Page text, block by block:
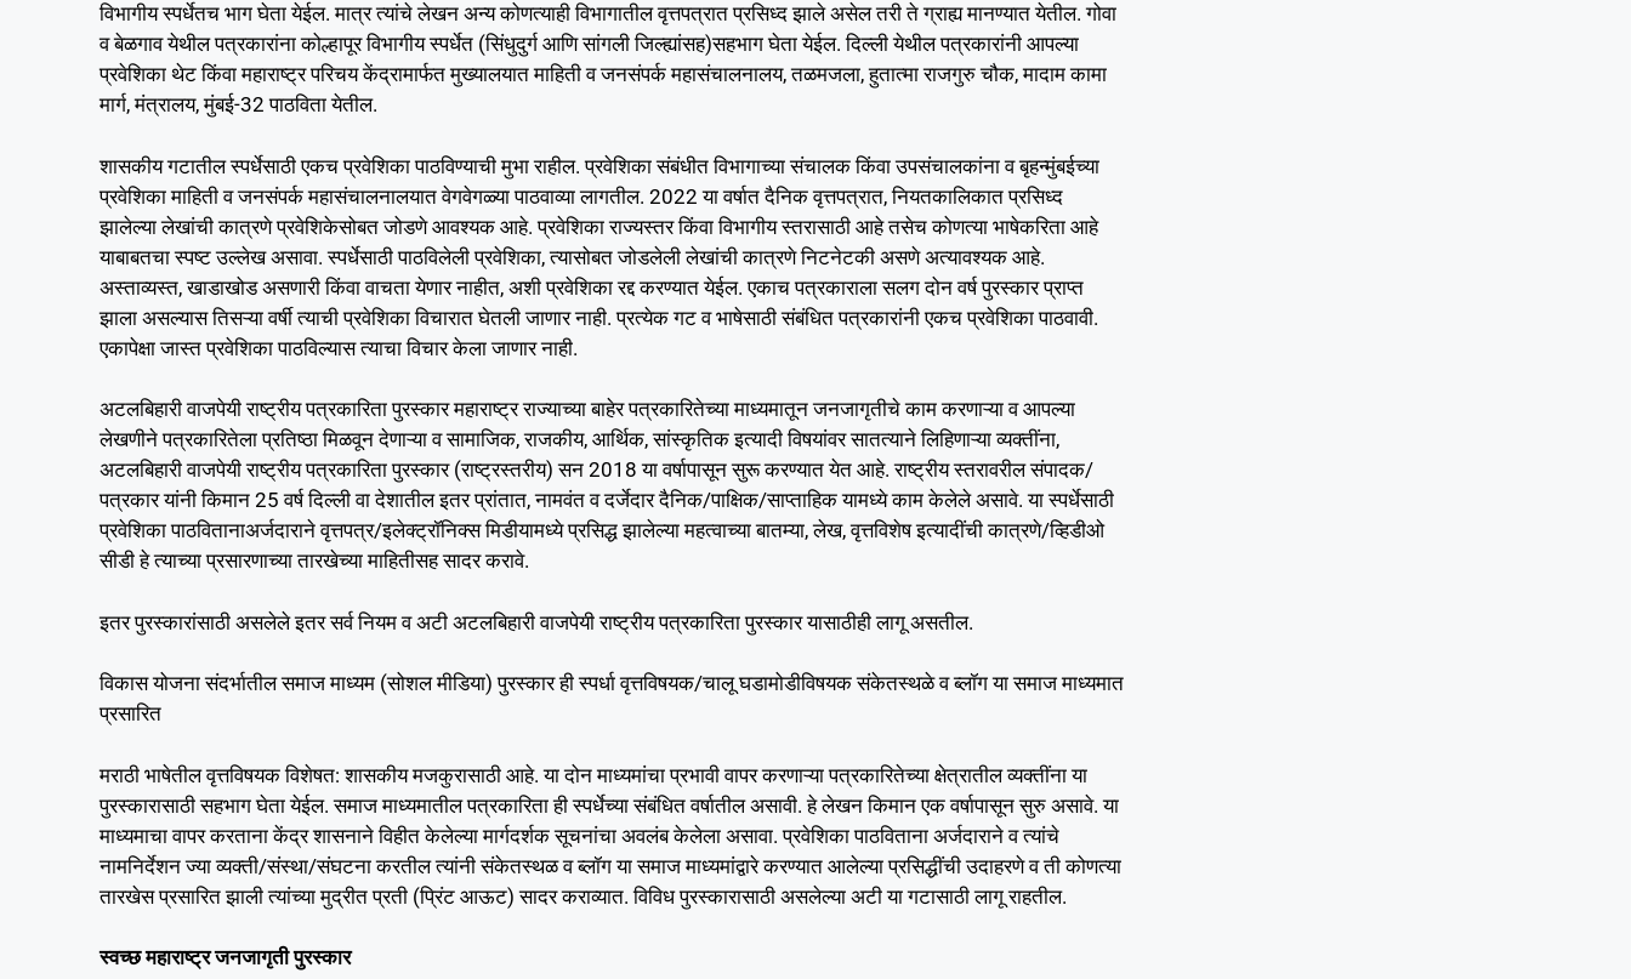
विभागीय स्पर्धेतच भाग घेता येईल. मात्र त्यांचे लेखन अन्य कोणत्याही विभागातील वृत्तपत्रात प्रसिध्द झाले असेल तरी ते ग्राह्य मानण्यात येतील. गोवा
व बेळगाव येथील पत्रकारांना कोल्हापूर विभागीय स्पर्धेत (सिंधुदुर्ग आणि सांगली जिल्ह्यांसह)सहभाग घेता येईल. दिल्ली येथील पत्रकारांनी आपल्या
प्रवेशिका थेट किंवा महाराष्ट्र परिचय केंद्रामार्फत मुख्यालयात माहिती व जनसंपर्क महासंचालनालय, तळमजला, हुतात्मा राजगुरु चौक, मादाम कामा
मार्ग, मंत्रालय, मुंबई-32 पाठविता येतील.
शासकीय गटातील स्पर्धेसाठी एकच प्रवेशिका पाठविण्याची मुभा राहील. प्रवेशिका संबंधीत विभागाच्या संचालक किंवा उपसंचालकांना व बृहन्मुंबईच्या
प्रवेशिका माहिती व जनसंपर्क महासंचालनालयात वेगवेगळ्या पाठवाव्या लागतील. 2022 या वर्षात दैनिक वृत्तपत्रात, नियतकालिकात प्रसिध्द
झालेल्या लेखांची कात्रणे प्रवेशिकेसोबत जोडणे आवश्यक आहे. प्रवेशिका राज्यस्तर किंवा विभागीय स्तरासाठी आहे तसेच कोणत्या भाषेकरिता आहे
याबाबतचा स्पष्ट उल्लेख असावा. स्पर्धेसाठी पाठविलेली प्रवेशिका, त्यासोबत जोडलेली लेखांची कात्रणे निटनेटकी असणे अत्यावश्यक आहे.
अस्ताव्यस्त, खाडाखोड असणारी किंवा वाचता येणार नाहीत, अशी प्रवेशिका रद्द करण्यात येईल. एकाच पत्रकाराला सलग दोन वर्ष पुरस्कार प्राप्त
झाला असल्यास तिसऱ्या वर्षी त्याची प्रवेशिका विचारात घेतली जाणार नाही. प्रत्येक गट व भाषेसाठी संबंधित पत्रकारांनी एकच प्रवेशिका पाठवावी.
एकापेक्षा जास्त प्रवेशिका पाठविल्यास त्याचा विचार केला जाणार नाही.
अटलबिहारी वाजपेयी राष्ट्रीय पत्रकारिता पुरस्कार महाराष्ट्र राज्याच्या बाहेर पत्रकारितेच्या माध्यमातून जनजागृतीचे काम करणाऱ्या व आपल्या
लेखणीने पत्रकारितेला प्रतिष्ठा मिळवून देणाऱ्या व सामाजिक, राजकीय, आर्थिक, सांस्कृतिक इत्यादी विषयांवर सातत्याने लिहिणाऱ्या व्यक्तींना,
अटलबिहारी वाजपेयी राष्ट्रीय पत्रकारिता पुरस्कार (राष्ट्रस्तरीय) सन 2018 या वर्षापासून सुरू करण्यात येत आहे. राष्ट्रीय स्तरावरील संपादक/
पत्रकार यांनी किमान 25 वर्ष दिल्ली वा देशातील इतर प्रांतात, नामवंत व दर्जेदार दैनिक/पाक्षिक/साप्ताहिक यामध्ये काम केलेले असावे. या स्पर्धेसाठी
प्रवेशिका पाठवितानाअर्जदाराने वृत्तपत्र/इलेक्ट्रॉनिक्स मिडीयामध्ये प्रसिद्ध झालेल्या महत्वाच्या बातम्या, लेख, वृत्तविशेष इत्यादींची कात्रणे/व्हिडीओ
सीडी हे त्याच्या प्रसारणाच्या तारखेच्या माहितीसह सादर करावे.
इतर पुरस्कारांसाठी असलेले इतर सर्व नियम व अटी अटलबिहारी वाजपेयी राष्ट्रीय पत्रकारिता पुरस्कार यासाठीही लागू असतील.
विकास योजना संदर्भातील समाज माध्यम (सोशल मीडिया) पुरस्कार ही स्पर्धा वृत्तविषयक/चालू घडामोडीविषयक संकेतस्थळे व ब्लॉग या समाज माध्यमात
प्रसारित
मराठी भाषेतील वृत्तविषयक विशेषत: शासकीय मजकुरासाठी आहे. या दोन माध्यमांचा प्रभावी वापर करणाऱ्या पत्रकारितेच्या क्षेत्रातील व्यक्तींना या
पुरस्कारासाठी सहभाग घेता येईल. समाज माध्यमातील पत्रकारिता ही स्पर्धेच्या संबंधित वर्षातील असावी. हे लेखन किमान एक वर्षापासून सुरु असावे. या
माध्यमाचा वापर करताना केंद्र शासनाने विहीत केलेल्या मार्गदर्शक सूचनांचा अवलंब केलेला असावा. प्रवेशिका पाठविताना अर्जदाराने व त्यांचे
नामनिर्देशन ज्या व्यक्ती/संस्था/संघटना करतील त्यांनी संकेतस्थळ व ब्लॉग या समाज माध्यमांद्वारे करण्यात आलेल्या प्रसिद्धींची उदाहरणे व ती कोणत्या
तारखेस प्रसारित झाली त्यांच्या मुद्रीत प्रती (प्रिंट आऊट) सादर कराव्यात. विविध पुरस्कारासाठी असलेल्या अटी या गटासाठी लागू राहतील.
स्वच्छ महाराष्ट्र जनजागृती पुरस्कार